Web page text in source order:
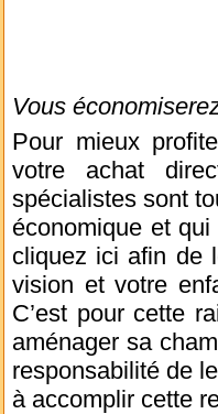
Vous
Pour mieux
votre achat
spécialistes sont
économique et
cliquez ici afin de
vision et votre
C’est pour cette
aménager sa
responsabilité de
à accomplir cette